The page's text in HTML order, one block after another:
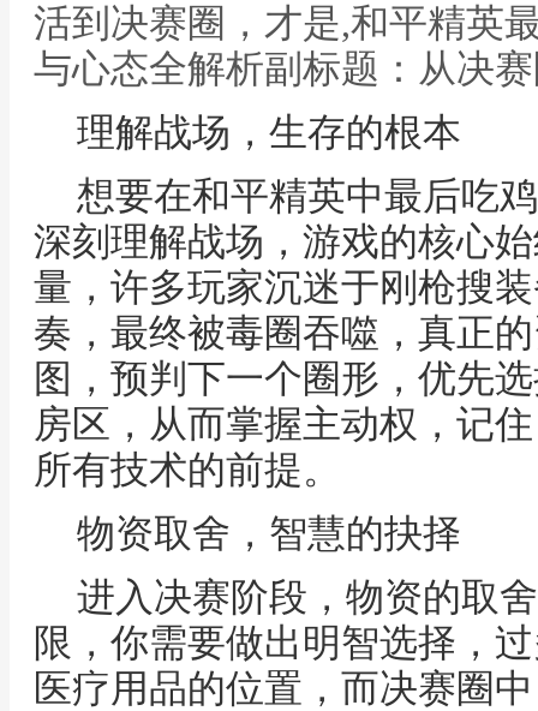
活到决赛圈，才是,和平精英
与心态全解析副标题：从决
理解战场，生存的根本
想要在和平精英中最后吃
深刻理解战场，游戏的核心
量，许多玩家沉迷于刚枪搜
奏，最终被毒圈吞噬，真正
图，预判下一个圈形，优先
房区，从而掌握主动权，记
所有技术的前提。
物资取舍，智慧的抉择
进入决赛阶段，物资的取
限，你需要做出明智选择，
医疗用品的位置，而决赛圈